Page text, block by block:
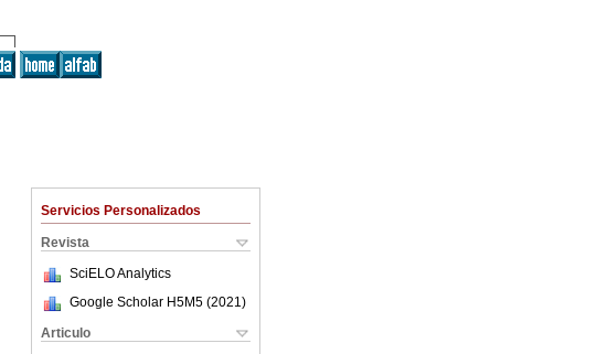
Servicios Personalizados
Revista
SciELO Analytics
Google Scholar H5M5 (2021 )
Articulo